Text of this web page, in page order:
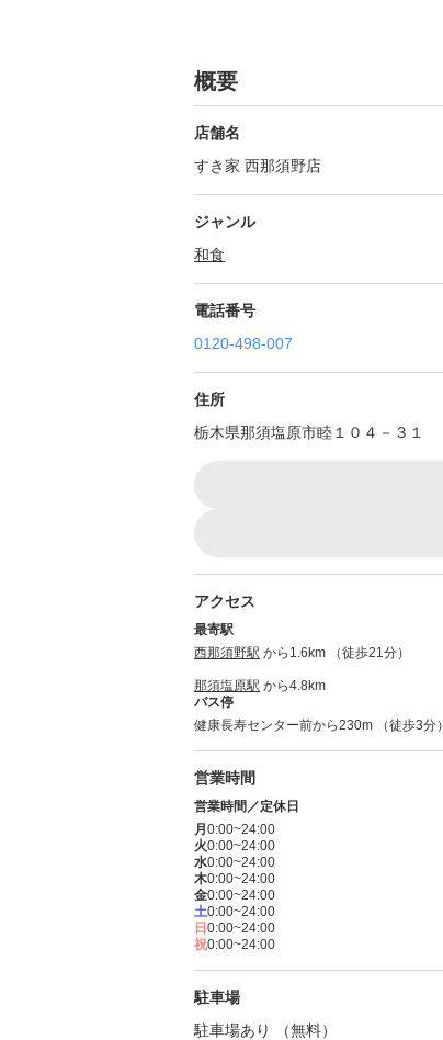
概要
店舗名
すき家 西那須野店
ジャンル
和食
電話番号
0120-498-007
住所
栃木県那須塩原市睦１０４－３１
アクセス
最寄駅
西那須野駅 から1.6km （徒歩21分）
那須塩原駅 から4.8km
バス停
健康長寿センター前から230m （徒歩3分）
営業時間
営業時間／定休日
月 0:00~24:00
火0:00~24:00
水0:00~24:00
木0:00~24:00
金0:00~24:00
土0:00~24:00
日 0:00~24:00
祝0:00~24:00
駐車場
駐車場あり （無料）